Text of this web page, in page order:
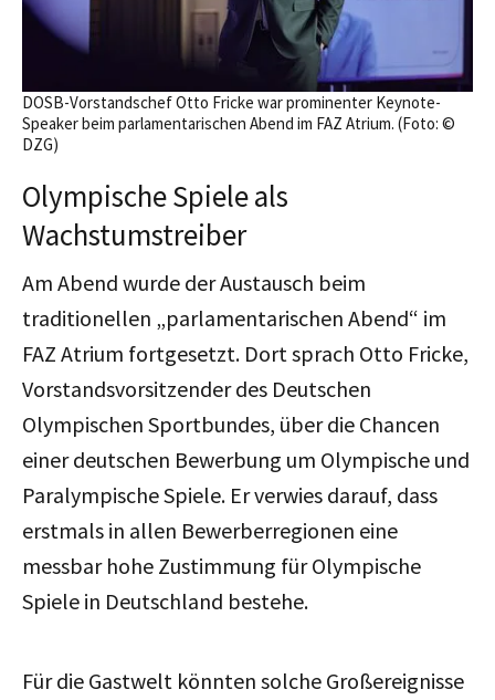
DOSB-Vorstandschef Otto Fricke war prominenter Keynote-
Speaker beim parlamentarischen Abend im FAZ Atrium. (Foto: ©
DZG)
Olympische Spiele als
Wachstumstreiber
Am Abend wurde der Austausch beim
traditionellen „parlamentarischen Abend“ im
FAZ Atrium fortgesetzt. Dort sprach Otto Fricke,
Vorstandsvorsitzender des Deutschen
Olympischen Sportbundes, über die Chancen
einer deutschen Bewerbung um Olympische und
Paralympische Spiele. Er verwies darauf, dass
erstmals in allen Bewerberregionen eine
messbar hohe Zustimmung für Olympische
Spiele in Deutschland bestehe.
Für die Gastwelt könnten solche Großereignisse